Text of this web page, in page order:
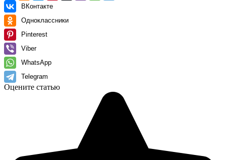
ВКонтакте
Одноклассники
Pinterest
Viber
WhatsApp
Telegram
Оцените статью